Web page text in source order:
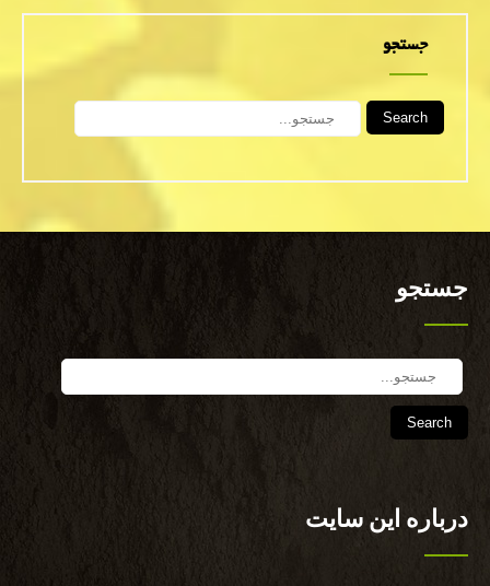
جستجو
Search
جستجو
درباره این سایت